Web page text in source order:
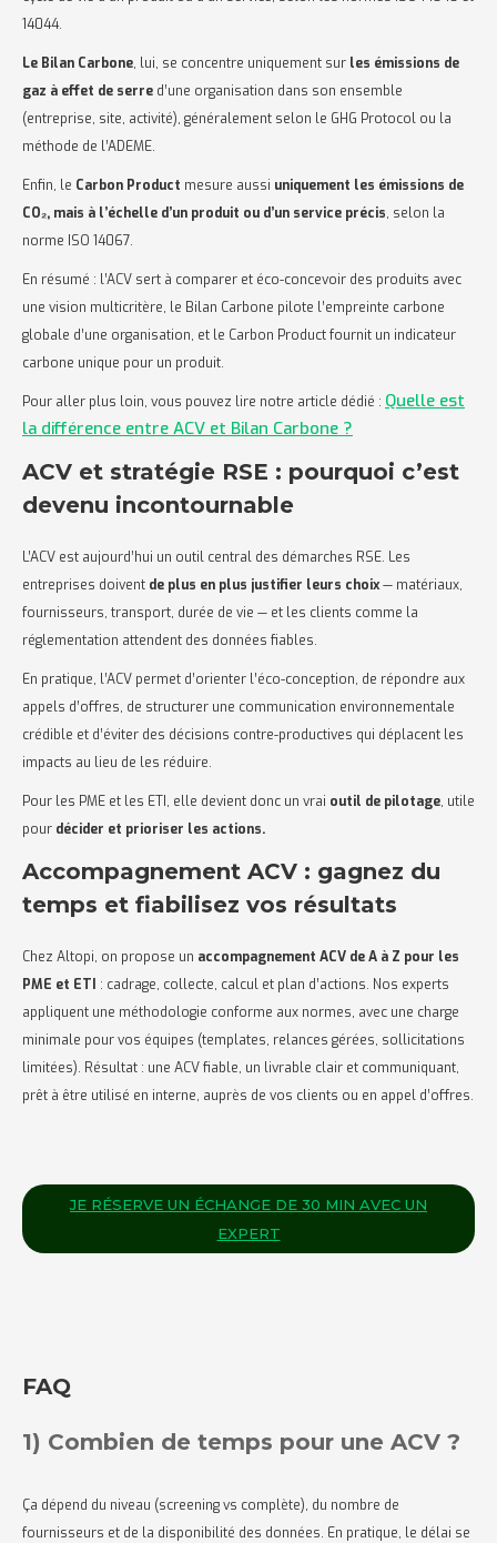
14044.
Le Bilan Carbone, lui, se concentre uniquement sur les émissions de
gaz à effet de serre d’une organisation dans son ensemble
(entreprise, site, activité), généralement selon le GHG Protocol ou la
méthode de l’ADEME.
Enfin, le Carbon Product mesure aussi uniquement les émissions de
CO₂, mais à l’échelle d’un produit ou d’un service précis, selon la
norme ISO 14067.
En résumé : l’ACV sert à comparer et éco-concevoir des produits avec
une vision multicritère, le Bilan Carbone pilote l’empreinte carbone
globale d’une organisation, et le Carbon Product fournit un indicateur
carbone unique pour un produit.
Pour aller plus loin, vous pouvez lire notre article dédié : Quelle est
la différence entre ACV et Bilan Carbone ?
ACV et stratégie RSE : pourquoi c’est
devenu incontournable
L’ACV est aujourd’hui un outil central des démarches RSE. Les
entreprises doivent de plus en plus justifier leurs choix— matériaux,
fournisseurs, transport, durée de vie — et les clients comme la
réglementation attendent des données fiables.
En pratique, l’ACV permet d’orienter l’éco-conception, de répondre aux
appels d’offres, de structurer une communication environnementale
crédible et d’éviter des décisions contre-productives qui déplacent les
impacts au lieu de les réduire.
Pour les PME et les ETI, elle devient donc un vrai outil de pilotage, utile
pour décider et prioriser les actions.
Accompagnement ACV : gagnez du
temps et fiabilisez vos résultats
Chez Altopi, on propose un accompagnement ACV de A à Z pour les
PME et ETI : cadrage, collecte, calcul et plan d’actions. Nos experts
appliquent une méthodologie conforme aux normes, avec une charge
minimale pour vos équipes (templates, relances gérées, sollicitations
limitées). Résultat : une ACV fiable, un livrable clair et communiquant,
prêt à être utilisé en interne, auprès de vos clients ou en appel d’offres.
JE RÉSERVE UN ÉCHANGE DE 30 MIN AVEC UN
EXPERT
FAQ
1) Combien de temps pour une ACV ?
Ça dépend du niveau (screening vs complète), du nombre de
fournisseurs et de la disponibilité des données. En pratique, le délai se